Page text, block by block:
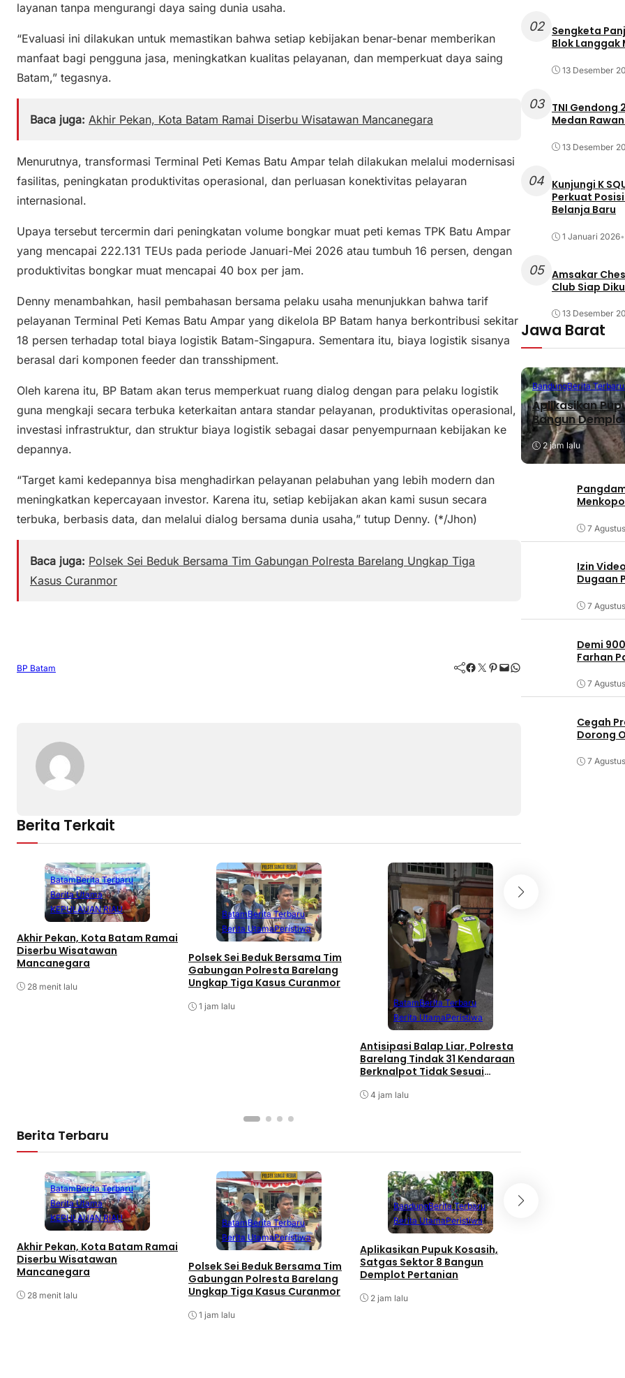
layanan tanpa mengurangi daya saing dunia usaha.
“Evaluasi ini dilakukan untuk memastikan bahwa setiap kebijakan benar-benar memberikan
manfaat bagi pengguna jasa, meningkatkan kualitas pelayanan, dan memperkuat daya saing
Batam,” tegasnya.
Baca juga: Akhir Pekan, Kota Batam Ramai Diserbu Wisatawan Mancanegara
Menurutnya, transformasi Terminal Peti Kemas Batu Ampar telah dilakukan melalui modernisasi
fasilitas, peningkatan produktivitas operasional, dan perluasan konektivitas pelayaran
internasional.
Upaya tersebut tercermin dari peningkatan volume bongkar muat peti kemas TPK Batu Ampar
yang mencapai 222.131 TEUs pada periode Januari-Mei 2026 atau tumbuh 16 persen, dengan
produktivitas bongkar muat mencapai 40 box per jam.
Denny menambahkan, hasil pembahasan bersama pelaku usaha menunjukkan bahwa tarif
pelayanan Terminal Peti Kemas Batu Ampar yang dikelola BP Batam hanya berkontribusi sekitar
18 persen terhadap total biaya logistik Batam-Singapura. Sementara itu, biaya logistik sisanya
berasal dari komponen feeder dan transshipment.
Oleh karena itu, BP Batam akan terus memperkuat ruang dialog dengan para pelaku logistik
guna mengkaji secara terbuka keterkaitan antara standar pelayanan, produktivitas operasional,
investasi infrastruktur, dan struktur biaya logistik sebagai dasar penyempurnaan kebijakan ke
depannya.
“Target kami kedepannya bisa menghadirkan pelayanan pelabuhan yang lebih modern dan
meningkatkan kepercayaan investor. Karena itu, setiap kebijakan akan kami susun secara
terbuka, berbasis data, dan melalui dialog bersama dunia usaha,” tutup Denny. (*/Jhon)
Baca juga: Polsek Sei Beduk Bersama Tim Gabungan Polresta Barelang Ungkap Tiga
Kasus Curanmor
BP Batam Facebook Twitter Pinterest Mail WhatsApp
Berita Terkait
BatamBerita Terbaru
Berita Utama
KEPULAUAN RIAU
Akhir Pekan, Kota Batam Ramai
Diserbu Wisatawan
Mancanegara
28 menit lalu
BatamBerita Terbaru
Berita UtamaPeristiwa
Polsek Sei Beduk Bersama Tim
Gabungan Polresta Barelang
Ungkap Tiga Kasus Curanmor
1 jam lalu BatamBerita Terbaru
Berita UtamaPeristiwa
Antisipasi Balap Liar, Polresta
Barelang Tindak 31 Kendaraan
Berknalpot Tidak Sesuai
4 jam lalu
Berita Terbaru
BatamBerita Terbaru
Berita Utama
KEPULAUAN RIAU
Akhir Pekan, Kota Batam Ramai
Diserbu Wisatawan
Mancanegara
28 menit lalu
BatamBerita Terbaru
Berita UtamaPeristiwa
Polsek Sei Beduk Bersama Tim
Gabungan Polresta Barelang
Ungkap Tiga Kasus Curanmor
1 jam lalu
BandungBerita Terbaru
Berita UtamaPeristiwa
Aplikasikan Pupuk Kosasih,
Satgas Sektor 8 Bangun
Demplot Pertanian
2 jam lalu
02
Sengketa
Blok Langgak
13 Desember
03
TNI Gendong
Medan
13 Desember
04 Kunjungi K
Perkuat
Belanja Baru
1 Januari 2026•
05 Amsakar
Club Siap
13 Desember
Jawa Barat
BandungBerita Terbaru
Aplikasikan
Bangun
2 jam lalu
7
Izin
Dugaan
7
Demi
Farhan
7
Cegah
Dorong
7